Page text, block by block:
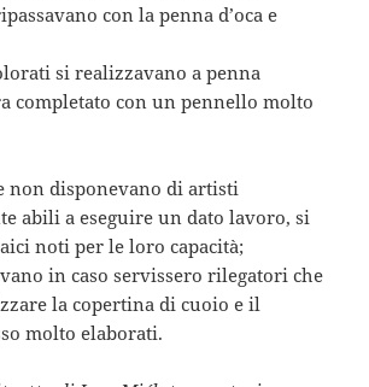
con la penna d’oca e
si realizzavano a penna
completato con un pennello molto
non disponevano di artisti
abili a eseguire un dato lavoro, si
noti per le loro capacità;
in caso servissero rilegatori che
la copertina di cuoio e il
molto elaborati.